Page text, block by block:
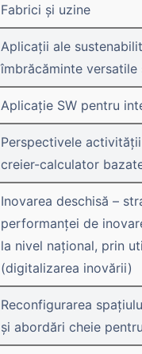
Fabrici și uzine
Aplicații ale
îmbrăcăminte versatile
Aplicație SW pentru
Perspectivele
creier-calculator
Inovarea deschisă –
performanței de
la nivel național, prin
(digitalizarea inovării)
Reconfigurarea
și abordări cheie